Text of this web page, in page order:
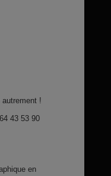
autrement !
43 53 90
en